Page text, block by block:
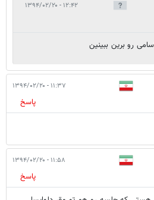
۱۲:۴۲ - ۱۳۹۴/۰۲/۲۰
۱۱:۳۷ - ۱۳۹۴/۰۲/۲۰
پاسخ
۱۱:۵۸ - ۱۳۹۴/۰۲/۲۰
پاسخ